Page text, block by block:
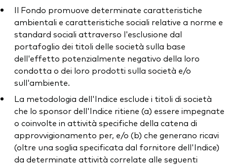
Il Fondo promuove determinate caratteristiche
ambientali e caratteristiche sociali relative a norme e
standard sociali attraverso l'esclusione dal
portafoglio dei titoli delle società sulla base
dell'effetto potenzialmente negativo della loro
condotta o dei loro prodotti sulla società e/o
sull'ambiente.
La metodologia dell'Indice esclude i titoli di società
che lo sponsor dell'Indice ritiene (a) essere impegnate
o coinvolte in attività specifiche della catena di
approvvigionamento per, e/o (b) che generano ricavi
(oltre una soglia specificata dal fornitore dell'Indice)
da determinate attività correlate alle seguenti